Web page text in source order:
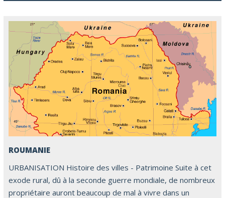
ROUMANIE
URBANISATION Histoire des villes - Patrimoine Suite à cet
exode rural, dû à la seconde guerre mondiale, de nombreux
propriétaire auront beaucoup de mal à vivre dans un